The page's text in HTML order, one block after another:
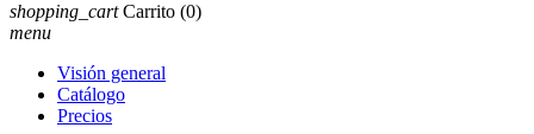
shopping_cart Carrito (0)
menu
Visión general
Catálogo
Precios